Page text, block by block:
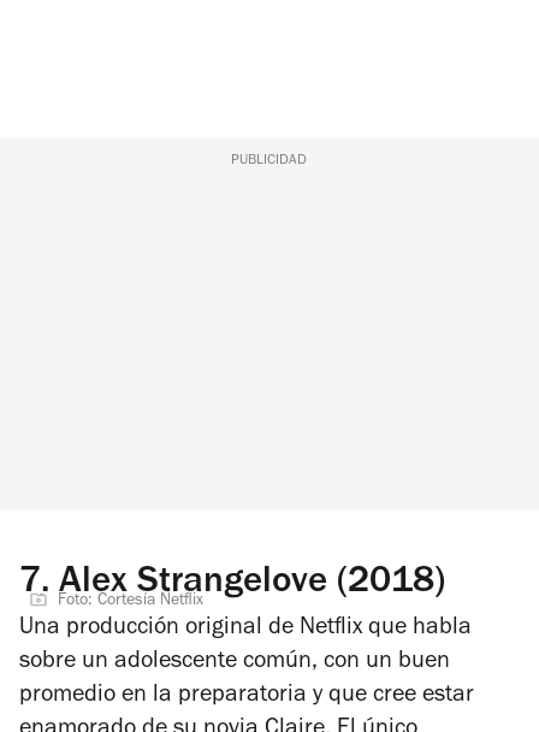
PUBLICIDAD
7. Alex Strangelove (2018)
Foto: Cortesía Netflix
Una producción original de Netflix que habla
sobre un adolescente común, con un buen
promedio en la preparatoria y que cree estar